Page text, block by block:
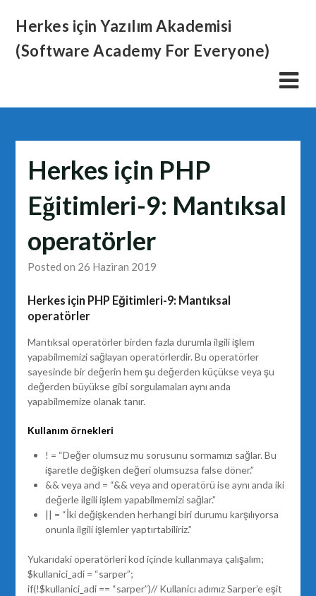
content
Herkes için Yazılım Akademisi
(Software Academy For Everyone)
Herkes için PHP
Eğitimleri-9: Mantıksal
operatörler
Posted on 26 Haziran 2019
Herkes için PHP Eğitimleri-9: Mantıksal
operatörler
Mantıksal operatörler birden fazla durumla ilgili işlem
yapabilmemizi sağlayan operatörlerdir. Bu operatörler
sayesinde bir değerin hem şu değerden küçükse veya şu
değerden büyükse gibi sorgulamaları aynı anda
yapabilmemize olanak tanır.
Kullanım örnekleri
! = “Değer olumsuz mu sorusunu sormamızı sağlar. Bu
işaretle değişken değeri olumsuzsa false döner.”
&& veya and = “&& veya and operatörü ise aynı anda iki
değerle ilgili işlem yapabilmemizi sağlar.”
|| = “İki değişkenden herhangi biri durumu karşılıyorsa
onunla ilgili işlemler yaptırtabiliriz.”
Yukarıdaki operatörleri kod içinde kullanmaya çalışalım;
$kullanici_adi = “sarper”;
if(!$kullanici_adi == “sarper”)// Kullanicı adımız Sarper’e eşit